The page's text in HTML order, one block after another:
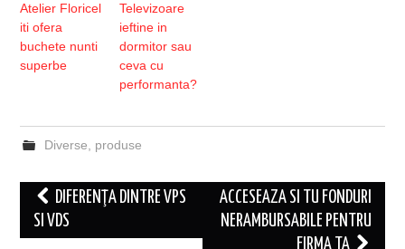
Atelier Floricel
iti ofera
buchete nunti
superbe
Televizoare
ieftine in
dormitor sau
ceva cu
performanta?
Diverse produse
Post
navigation
DIFERENŢA DINTRE VPS
SI VDS
ACCESEAZA SI TU FONDURI
NERAMBURSABILE PENTRU
FIRMA TA